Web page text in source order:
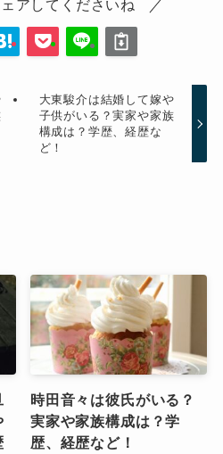
アしてくださいね
大東駿介は結婚して嫁や
子供がいる？実家や家族
構成は？学歴、経歴な
ど！
時田音々は彼氏がいる？
実家や家族構成は？学
歴、経歴など！